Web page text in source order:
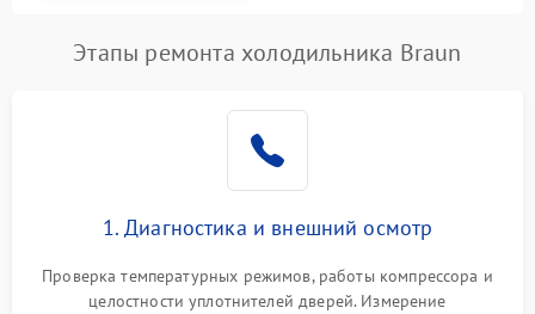
Этапы ремонта холодильника Braun
1. Диагностика и внешний осмотр
Проверка температурных режимов, работы компрессора и
целостности уплотнителей дверей. Измерение